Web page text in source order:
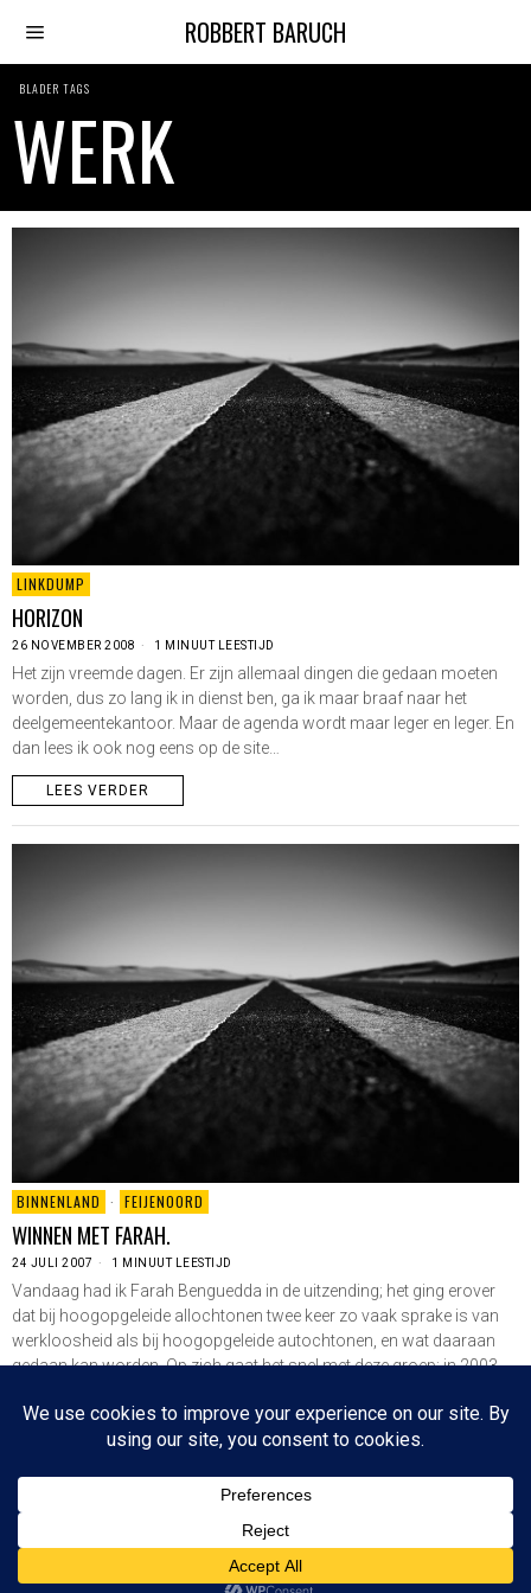
ROBBERT BARUCH
BLADER TAGS
WERK
LINKDUMP
HORIZON
26 NOVEMBER 2008 1 MINUUT LEESTIJD
Het zijn vreemde dagen. Er zijn allemaal dingen die gedaan moeten
worden, dus zo lang ik in dienst ben, ga ik maar braaf naar het
deelgemeentekantoor. Maar de agenda wordt maar leger en leger. En
dan lees ik ook nog eens op de site…
LEES VERDER
BINNENLAND · FEIJENOORD
WINNEN MET FARAH.
24 JULI 2007 1 MINUUT LEESTIJD
Vandaag had ik Farah Benguedda in de uitzending; het ging erover
dat bij hoogopgeleide allochtonen twee keer zo vaak sprake is van
werkloosheid als bij hoogopgeleide autochtonen, en wat daaraan
gedaan kan worden. Op zich gaat het snel met deze groep; in 2003
LEES VERDER
Since 2003 © All Rights Reserved | Foto's Robbert Baruch tenzij anders vermeld
CONTACT
BOVEN